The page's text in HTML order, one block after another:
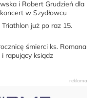
i Robert Grudzień dla
w Szydłowcu
Triathlon już po raz 15.
śmierci ks. Romana
rapujący ksiądz